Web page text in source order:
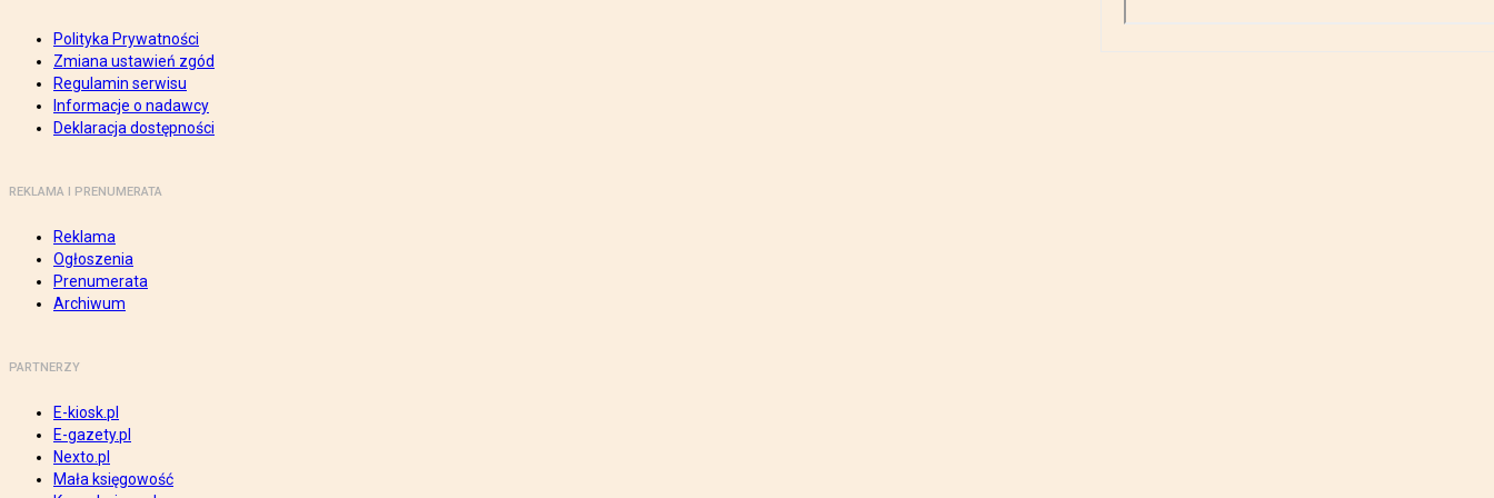
Polityka Prywatności
Zmiana ustawień zgód
Regulamin serwisu
Informacje o nadawcy
Deklaracja dostępności
REKLAMA I PRENUMERATA
Reklama
Ogłoszenia
Prenumerata
Archiwum
PARTNERZY
E-kiosk.pl
E-gazety.pl
Nexto.pl
Mała księgowość